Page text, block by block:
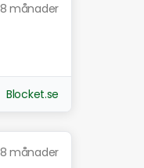
8 månader
Blocket.se
8 månader